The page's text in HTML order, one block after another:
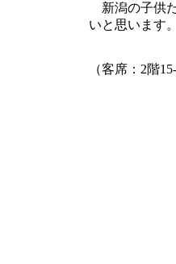
新潟の子供
いと思います。
（客席：2階